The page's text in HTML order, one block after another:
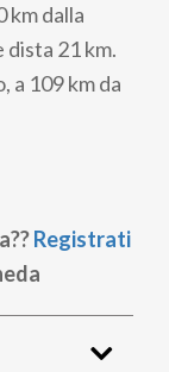
km dalla
21 km.
a 109 km da
Registrati